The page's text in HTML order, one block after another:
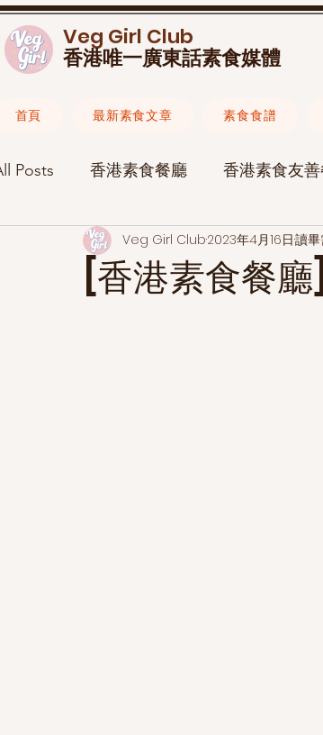
Veg Girl Club
香港唯一廣東話素食媒體
Posts 香港素食餐廳 香港素食友
素食食譜 素食懶人包 素食旅遊
[香港素食餐
Veg Girl Club2023年4月16日讀畢
首頁 最新素食文章 素食食譜